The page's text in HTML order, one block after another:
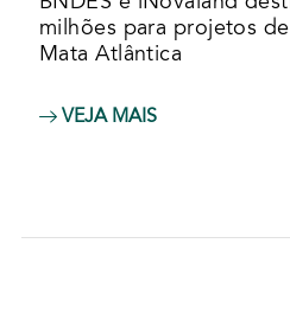
milhões para projetos
Mata Atlântica
VEJA MAIS